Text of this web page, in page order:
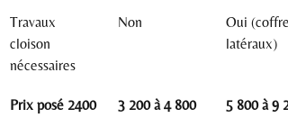
Travaux
cloison
nécessaires
Non
Oui
latéraux)
Prix posé 2400
3 200 à 4 800
5 800 à 9